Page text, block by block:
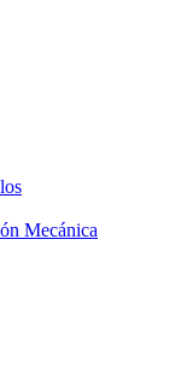
Mecánica